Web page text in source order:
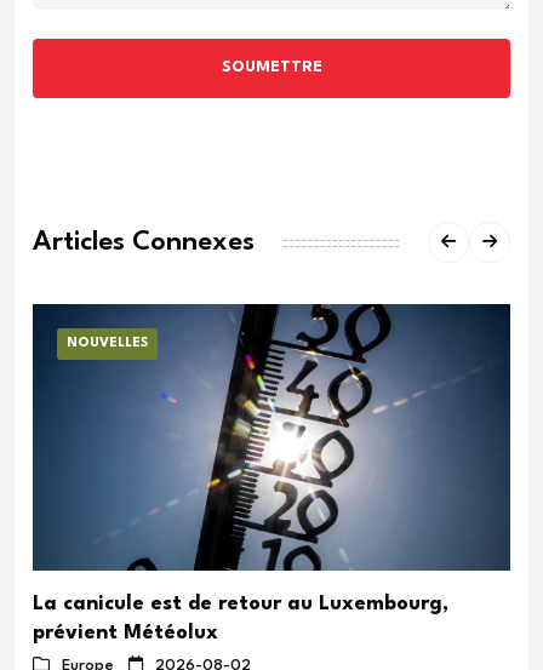
SOUMETTRE
Articles Connexes
NOUVELLES
La canicule est de retour au Luxembourg,
prévient Météolux
Europe 2026-08-02